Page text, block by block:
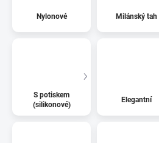
Nylonové Milánský tah
S potiskem
(silikonové)
Elegantní